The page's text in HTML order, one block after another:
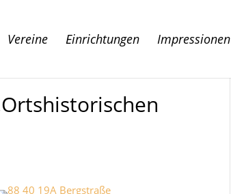
Vereine Einrichtungen Impressionen